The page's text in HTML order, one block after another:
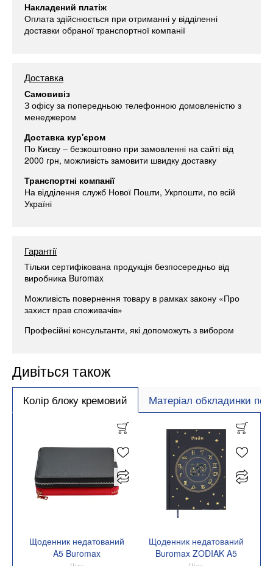
Накладений платіж
Оплата здійснюється при отриманні у відділенні
доставки обраної транспортної компанії
Доставка
Самовивіз
З офісу за попередньою телефонною домовленістю з
менеджером
Доставка кур'єром
По Києву – безкоштовно при замовленні на сайті від
2000 грн, можливість замовити швидку доставку
Транспортні компанії
На відділення служб Нової Пошти, Укрпошти, по всій
Україні
Гарантії
Тільки сертифікована продукція безпосередньо від
виробника Buromax
Можливість повернення товару в рамках закону «Про
захист прав споживачів»
Професійні консультанти, які допоможуть з вибором
Дивіться також
Колір блоку кремовий Матеріал обкладинки
Щоденник недатований
A5 Buromax
Щоденник недатований
Buromax ZODIAK A5